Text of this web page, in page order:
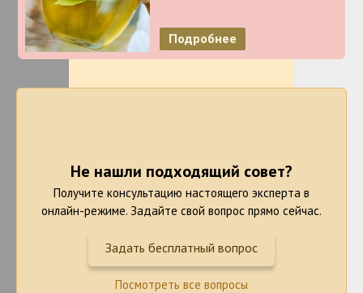
Подробнее
Не нашли подходящий совет?
Получите консультацию настоящего эксперта в
онлайн-режиме. Задайте свой вопрос прямо сейчас.
Задать бесплатный вопрос
Посмотреть все вопросы